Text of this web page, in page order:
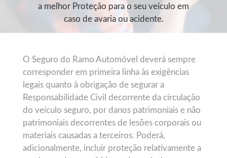
a melhor Proteção para o seu veículo em
caso de avaria ou acidente.
O Seguro do Ramo Automóvel deverá sempre
corresponder em primeira linha às exigências
legais quanto à obrigação de segurar a
Responsabilidade Civil decorrente da circulação
do veículo seguro, por danos patrimoniais e não
patrimoniais decorrentes de lesões corporais ou
materiais causadas a terceiros. Poderá,
adicionalmente, incluir proteção relativamente a